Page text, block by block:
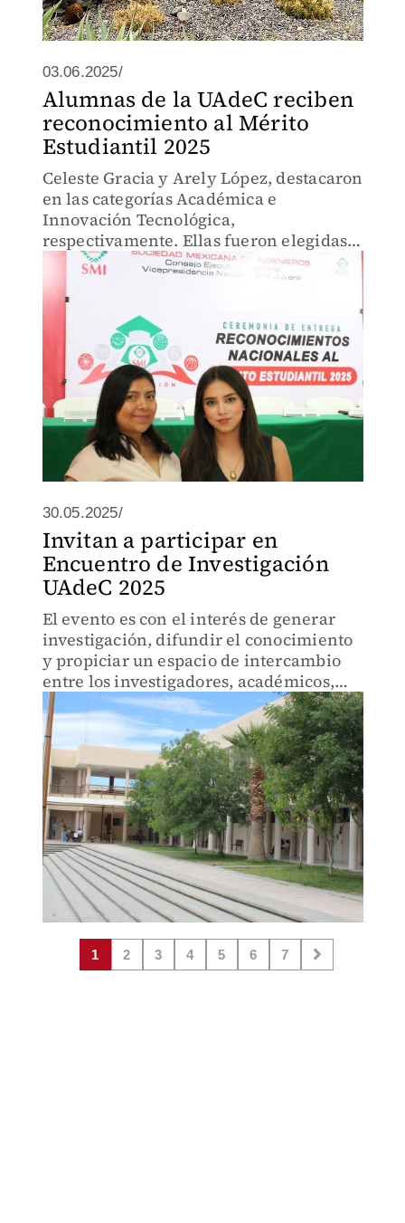
03.06.2025/
Alumnas de la UAdeC reciben
reconocimiento al Mérito
Estudiantil 2025
Celeste Gracia y Arely López, destacaron
en las categorías Académica e
Innovación Tecnológica,
respectivamente. Ellas fueron elegidas
de entre más de 600 universitarios.
30.05.2025/
Invitan a participar en
Encuentro de Investigación
UAdeC 2025
El evento es con el interés de generar
investigación, difundir el conocimiento
y propiciar un espacio de intercambio
entre los investigadores, académicos,
estudiantes y el sector social
1 2 3 4 5 6 7